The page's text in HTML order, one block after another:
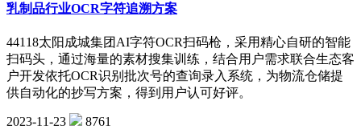
乳制品行业OCR字符追溯方案
44118太阳成城集团AI字符OCR扫码枪，采用精心自研的智能
扫码头，通过海量的素材搜集训练，结合用户需求联合生态客
户开发依托OCR识别批次号的查询录入系统，为物流仓储提
供自动化的抄写方案，得到用户认可好评。
2023-11-23 8761